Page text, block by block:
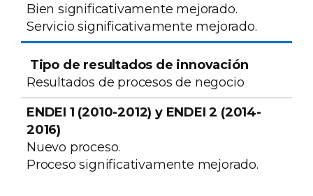
Bien significativamente mejorado.
Servicio significativamente mejorado.
Resultados de procesos de negocio
Nuevo proceso.
Proceso significativamente mejorado.